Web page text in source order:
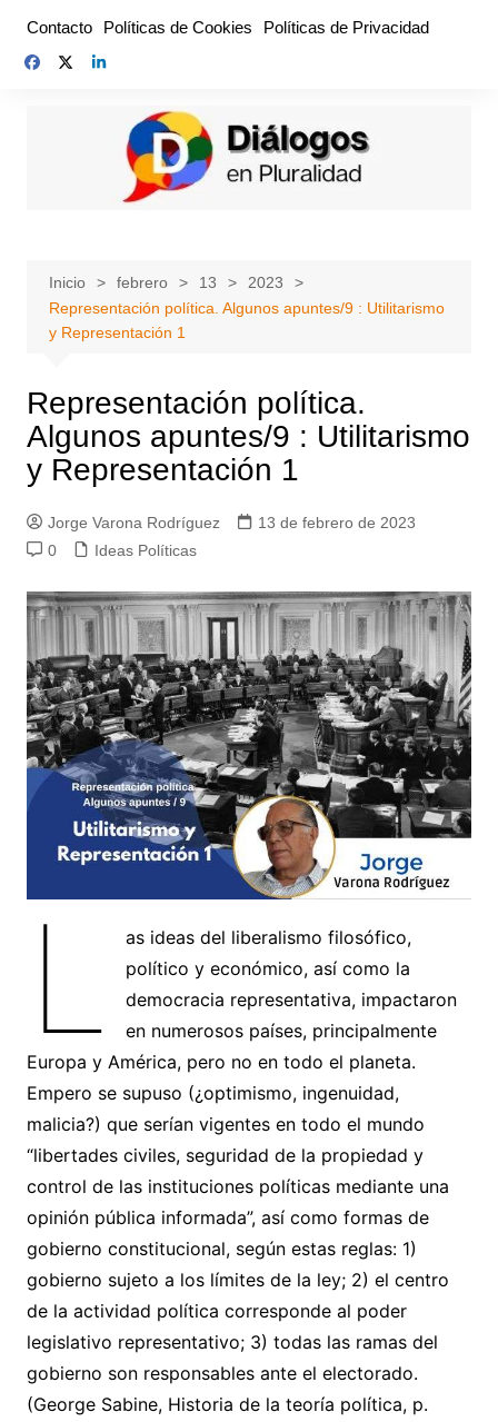
contenido
Contacto Políticas de Cookies Políticas de Privacidad
Inicio febrero 13
2023
Representación política. Algunos apuntes/9 : Utilitarismo
y Representación 1
Representación política.
Algunos apuntes/9 : Utilitarismo
y Representación 1
Jorge Varona Rodríguez
13 de febrero de 2023
0
Ideas Políticas
L
as ideas del liberalismo filosófico,
político y económico, así como la
democracia representativa, impactaron
en numerosos países, principalmente
Europa y América, pero no en todo el planeta.
Empero se supuso (¿optimismo, ingenuidad,
malicia?) que serían vigentes en todo el mundo
“libertades civiles, seguridad de la propiedad y
control de las instituciones políticas mediante una
opinión pública informada”, así como formas de
gobierno constitucional, según estas reglas: 1)
gobierno sujeto a los límites de la ley; 2) el centro
de la actividad política corresponde al poder
legislativo representativo; 3) todas las ramas del
gobierno son responsables ante el electorado.
(George Sabine, Historia de la teoría política, p.